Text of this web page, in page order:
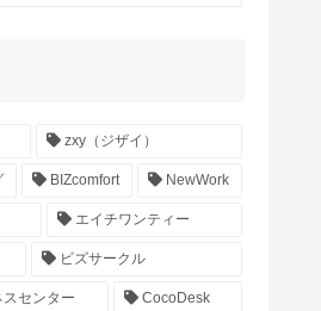
zxy（ジザイ）
BIZcomfort NewWork
エイチワンティー
ビズサークル
センター CocoDesk